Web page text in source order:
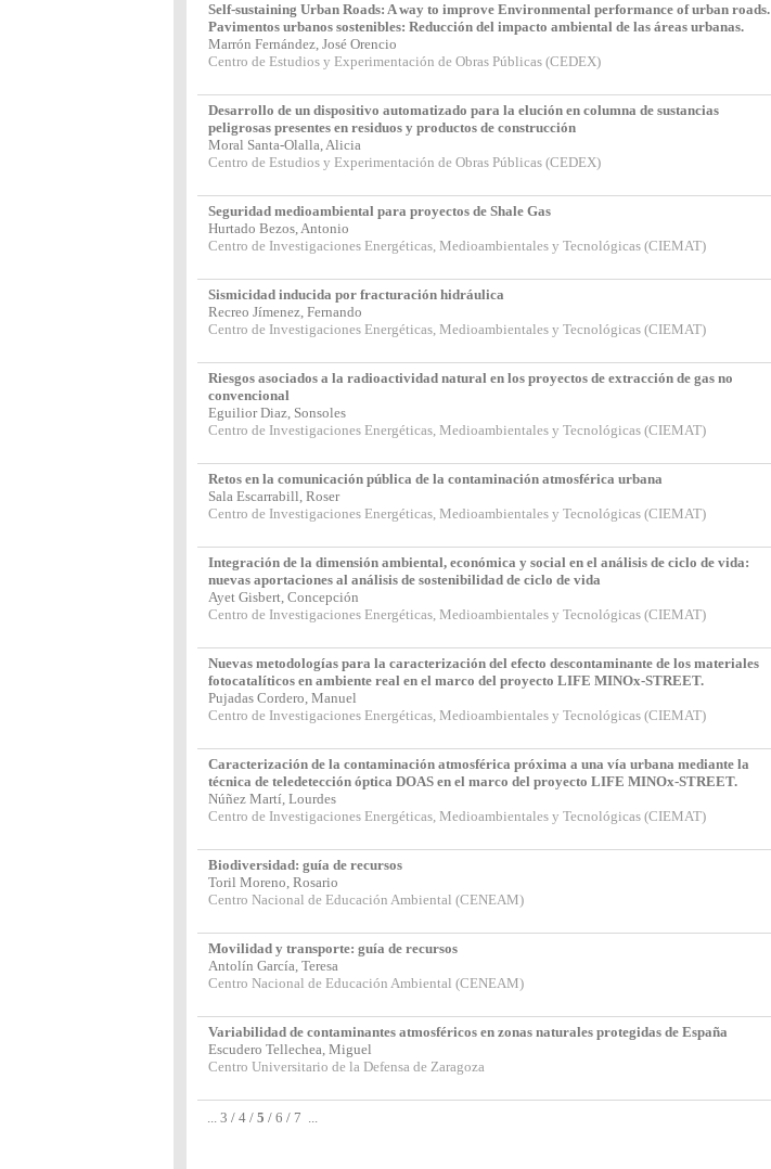
Self-sustaining Urban Roads: A way to improve Environmental performance of urban roads.
Pavimentos urbanos sostenibles: Reducción del impacto ambiental de las áreas urbanas.
Marrón Fernández, José Orencio
Centro de Estudios y Experimentación de Obras Públicas (CEDEX)
Desarrollo de un dispositivo automatizado para la elución en columna de sustancias
peligrosas presentes en residuos y productos de construcción
Moral Santa-Olalla, Alicia
Centro de Estudios y Experimentación de Obras Públicas (CEDEX)
Seguridad medioambiental para proyectos de Shale Gas
Hurtado Bezos, Antonio
Centro de Investigaciones Energéticas, Medioambientales y Tecnológicas (CIEMAT)
Sismicidad inducida por fracturación hidráulica
Recreo Jímenez, Fernando
Centro de Investigaciones Energéticas, Medioambientales y Tecnológicas (CIEMAT)
Riesgos asociados a la radioactividad natural en los proyectos de extracción de gas no
convencional
Eguilior Diaz, Sonsoles
Centro de Investigaciones Energéticas, Medioambientales y Tecnológicas (CIEMAT)
Retos en la comunicación pública de la contaminación atmosférica urbana
Sala Escarrabill, Roser
Centro de Investigaciones Energéticas, Medioambientales y Tecnológicas (CIEMAT)
Integración de la dimensión ambiental, económica y social en el análisis de ciclo de vida:
nuevas aportaciones al análisis de sostenibilidad de ciclo de vida
Ayet Gisbert, Concepción
Centro de Investigaciones Energéticas, Medioambientales y Tecnológicas (CIEMAT)
Nuevas metodologías para la caracterización del efecto descontaminante de los materiales
fotocatalíticos en ambiente real en el marco del proyecto LIFE MINOx-STREET.
Pujadas Cordero, Manuel
Centro de Investigaciones Energéticas, Medioambientales y Tecnológicas (CIEMAT)
Caracterización de la contaminación atmosférica próxima a una vía urbana mediante la
técnica de teledetección óptica DOAS en el marco del proyecto LIFE MINOx-STREET.
Núñez Martí, Lourdes
Centro de Investigaciones Energéticas, Medioambientales y Tecnológicas (CIEMAT)
Biodiversidad: guía de recursos
Toril Moreno, Rosario
Centro Nacional de Educación Ambiental (CENEAM)
Movilidad y transporte: guía de recursos
Antolín García, Teresa
Centro Nacional de Educación Ambiental (CENEAM)
Variabilidad de contaminantes atmosféricos en zonas naturales protegidas de España
Escudero Tellechea, Miguel
Centro Universitario de la Defensa de Zaragoza
... 3 / 4 / 5 / 6 / 7 ...